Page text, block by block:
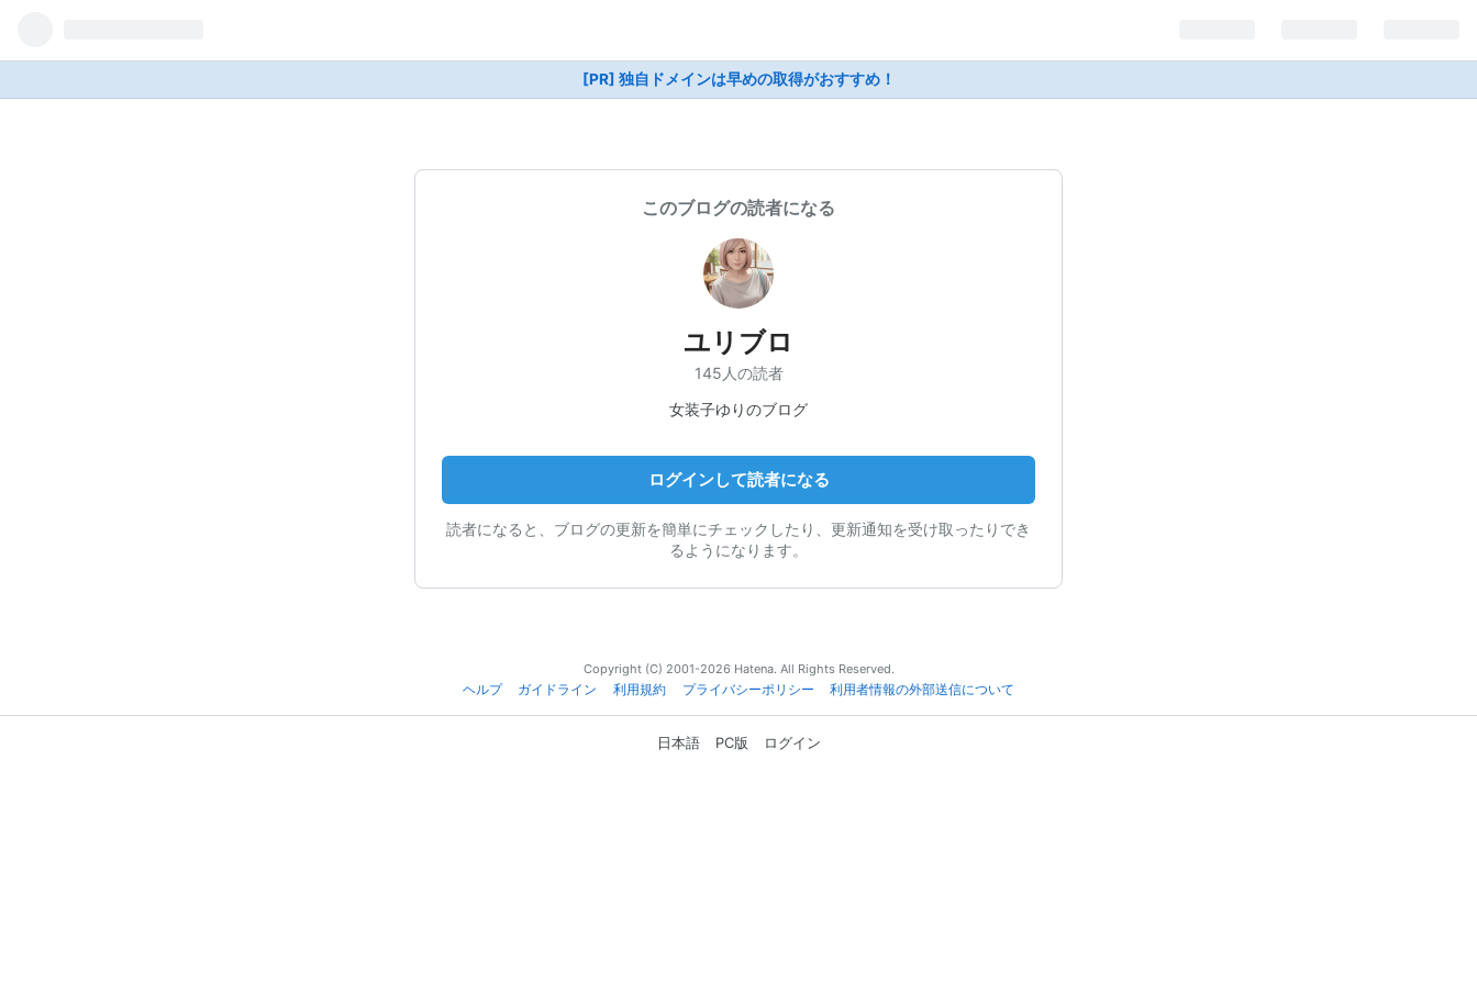
[PR] 独自ドメインは早めの取得がおすすめ！
このブログの読者になる
ユリブロ
145人の読者
女装子ゆりのブログ
ログインして読者になる
読者になると、ブログの更新を簡単にチェックしたり、更新通知を受け取ったりでき
るようになります。
Copyright (C) 2001-2026 Hatena. All Rights Reserved.
ヘルプ
ガイドライン 利用規約 プライバシーポリシー 利用者情報の外部送信について
日本語 PC版 ログイン